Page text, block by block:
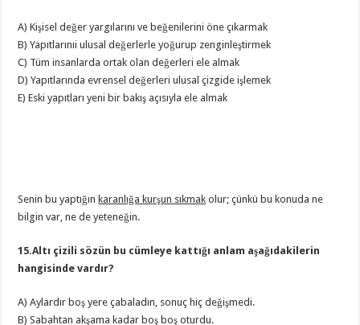
A) Kişisel değer yargılarını ve beğenilerini öne çıkarmak
B) Yapıtlarınıi ulusal değerlerle yoğurup zenginleştirmek
C) Tüm insanlarda ortak olan değerleri ele almak
D) Yapıtlarında evrensel değerleri ulusal çizgide işlemek
E) Eski yapıtları yeni bir bakış açısıyla ele almak
Senin bu yaptığın karanlığa kurşun sıkmak olur; çünkü bu konuda ne
bilgin var, ne de yeteneğin.
15.Altı çizili sözün bu cümleye kattığı anlam aşağıdakilerin
hangisinde vardır?
A) Aylardır boş yere çabaladın, sonuç hiç değişmedi.
B) Sabahtan akşama kadar boş boş oturdu.